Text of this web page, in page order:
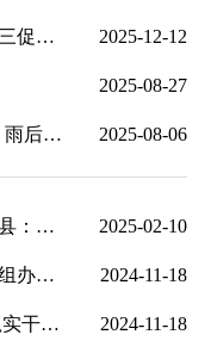
【深化“三抓三促”行动】三抓三促赋能增效 临夏县政务中心跑出服务“加速度 2025-12-12
2025-08-27
临夏县：干群齐心清淤保畅通 雨后“加速度”守护出行安全 2025-08-06
【深化“三抓三促”行动】临夏县：收心到岗干劲足 元气满满谱新篇 2025-02-10
甘肃省“三抓三促”行动领导小组办公室召开第九次主任会议 2024-11-18
甘肃：“三抓三促”提本领 真抓实干促发展 2024-11-18